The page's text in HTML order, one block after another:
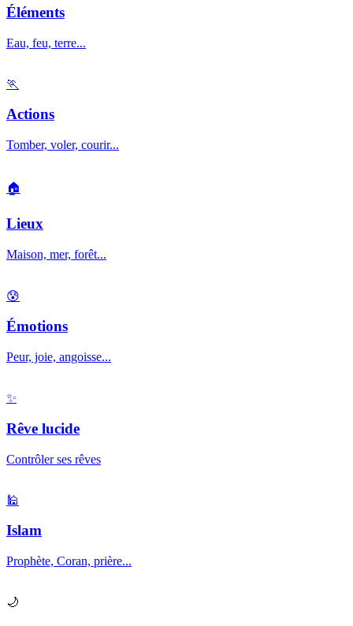
Éléments
Eau, feu, terre...
🏃
Actions
Tomber, voler, courir...
🏠
Lieux
Maison, mer, forêt...
😰
Émotions
Peur, joie, angoisse...
✨
Rêve lucide
Contrôler ses rêves
🕌
Islam
Prophète, Coran, prière...
🌙